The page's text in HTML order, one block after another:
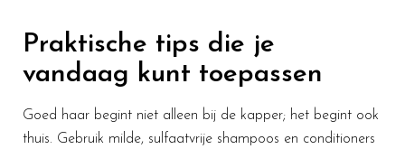
Praktische tips die je
vandaag kunt toepassen
Goed haar begint niet alleen bij de kapper; het begint ook
thuis. Gebruik milde, sulfaatvrije shampoos en conditioners